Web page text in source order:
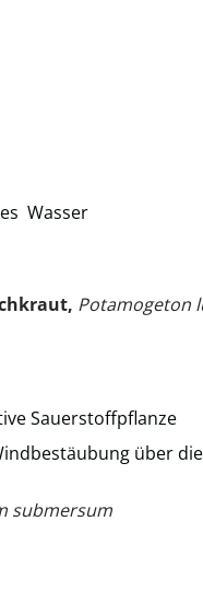
Wasser
Potamogeton
Sauerstoffpflanze
über
submersum